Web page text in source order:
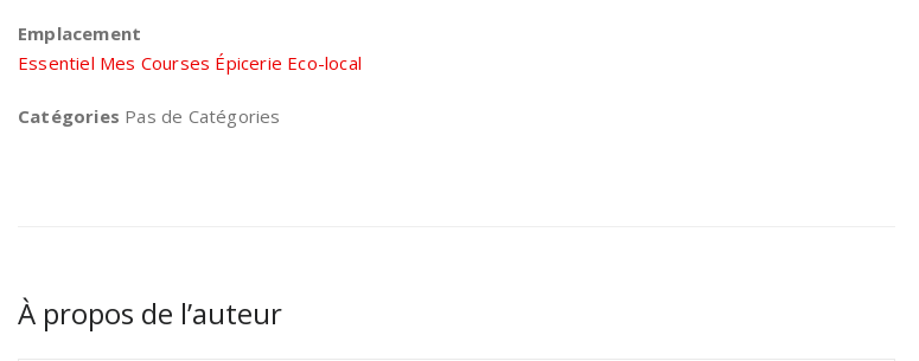
Emplacement
Essentiel Mes Courses Épicerie Eco-local
Catégories Pas de Catégories
À propos de l’auteur